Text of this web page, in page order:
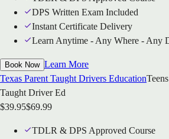
DPS Written Exam Included
Instant Certificate Delivery
Learn Anytime - Any Where - Any
Book Now Learn More
Texas Parent Taught Drivers Education
Taught Driver Ed
$39.95$69.99
TDLR & DPS Approved Course